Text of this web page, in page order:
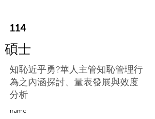
114
碩士
知恥近乎勇?華人主管知恥管理行
為之內涵探討、量表發展與效度
分析
​name